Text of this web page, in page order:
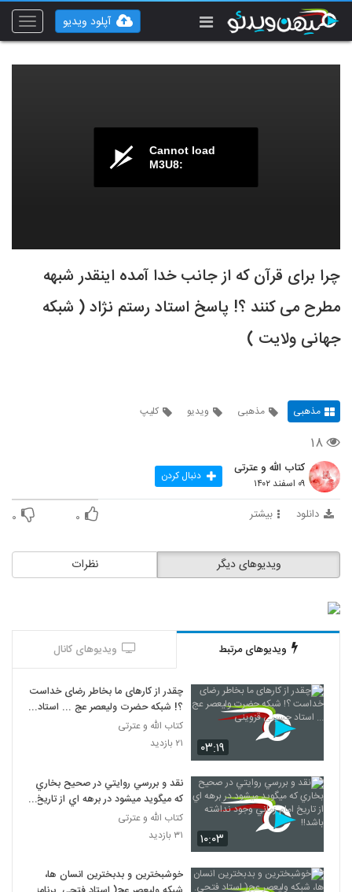
Toggle
آپلود ویدیو
Cannot load
M3U8:
چرا برای قرآن که از جانب خدا آمده اینقدر شبهه
مطرح می کنند ؟! پاسخ استاد رستم نژاد ( شبکه
جهانی ولایت )
مذهبی مذهبی ویدیو کلیپ
۱۸
کتاب الله و عترتی
۰۹ اسفند ۱۴۰۲ دنبال کردن
دانلود بیشتر ۰ ۰
نظرات ویدیوهای دیگر
ویدیوهای مرتبط ویدیوهای کانال
۰۳:۱۹
چقدر از کارهای ما بخاطر رضای خداست
؟! شبکه حضرت ولیعصر عج ... استاد
حسینی قزوینی
کتاب الله و عترتی
۲۱ بازدید
۱۰:۰۳
نقد و بررسي روايتي در صحيح بخاري
که ميگويد ميشود در برهه اي از تاريخ
امام زماني وجود نداشته باشد!!
کتاب الله و عترتی
۳۱ بازدید
خوشبخترین و بدبخترین انسان ها،